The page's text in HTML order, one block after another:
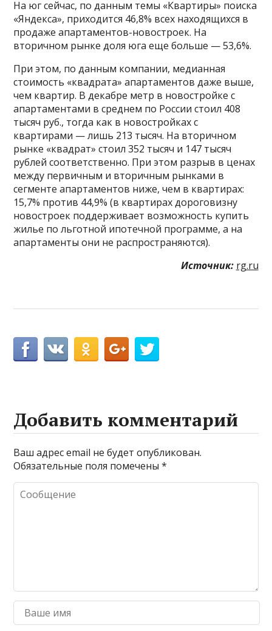
На юг сейчас, по данным темы «Квартиры» поиска
«Яндекса», приходится 46,8% всех находящихся в
продаже апартаментов-новостроек. На
вторичном рынке доля юга еще больше — 53,6%.
При этом, по данным компании, медианная
стоимость «квадрата» апартаментов даже выше,
чем квартир. В декабре метр в новостройке с
апартаментами в среднем по России стоил 408
тысяч руб., тогда как в новостройках с
квартирами — лишь 213 тысяч. На вторичном
рынке «квадрат» стоил 352 тысяч и 147 тысяч
рублей соответственно. При этом разрыв в ценах
между первичным и вторичным рынками в
сегменте апартаментов ниже, чем в квартирах:
15,7% против 44,9% (в квартирах дороговизну
новостроек поддерживает возможность купить
жилье по льготной ипотечной программе, а на
апартаменты они не распространяются).
Источник: rg.ru
Добавить комментарий
Ваш адрес email не будет опубликован.
Обязательные поля помечены*